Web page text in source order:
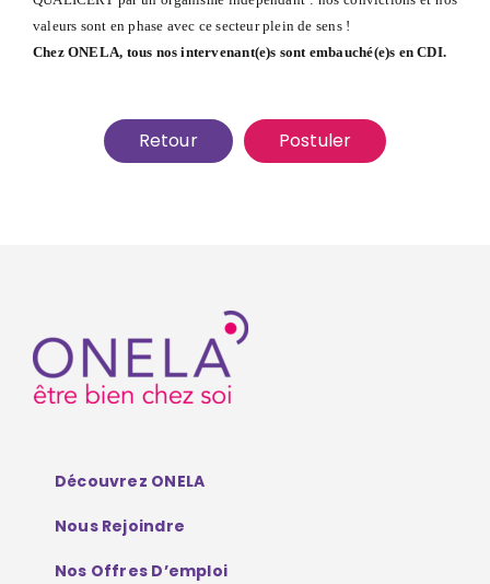
valeurs sont en phase avec ce secteur plein de sens !
Chez ONELA, tous nos intervenant(e)s sont embauché(e)s en CDI.
Retour Postuler
Découvrez ONELA
Nous Rejoindre
Nos Offres D’emploi